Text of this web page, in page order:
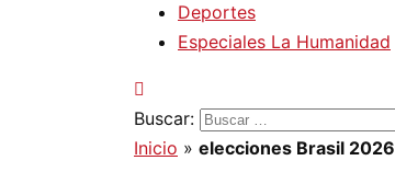
Deportes
Especiales La Humanidad
Buscar:
Inicio » elecciones Brasil 2026